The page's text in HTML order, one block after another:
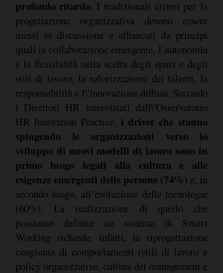
profondo ritardo. I tradizionali criteri per la
progettazione organizzativa devono essere
messi in discussione e affiancati da principi
quali la collaborazione emergente, l’autonomia
e la flessibilità nella scelta degli spazi e degli
stili di lavoro, la valorizzazione dei talenti, la
responsabilità e l\'innovazione diffusa. Secondo
i Direttori HR intervistati dall\'Osservatorio
HR Innovation Practice, i driver che stanno
spingendo le organizzazioni verso lo
sviluppo di nuovi modelli di lavoro sono in
primo luogo legati alla cultura e alle
esigenze emergenti delle persone (74%) e, in
secondo luogo, all’evoluzione delle tecnologie
(60%). La realizzazione di quello che
possiamo definire un sistema di Smart
Working richiede, infatti, la riprogettazione
congiunta di comportamenti (stili di lavoro e
policy organizzative, cultura del management e